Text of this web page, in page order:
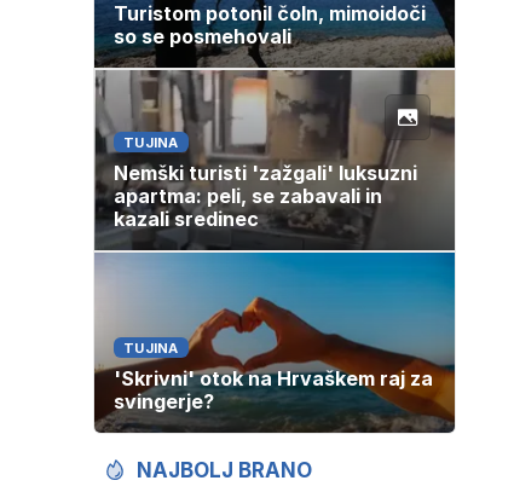
Turistom potonil čoln, mimoidoči
so se posmehovali
TUJINA
Nemški turisti 'zažgali' luksuzni
apartma: peli, se zabavali in
kazali sredinec
TUJINA
'Skrivni' otok na Hrvaškem raj za
svingerje?
NAJBOLJ BRANO